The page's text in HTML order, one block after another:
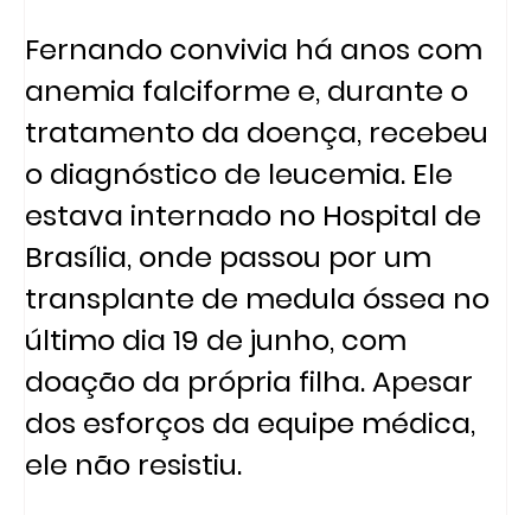
Fernando convivia há anos com
anemia falciforme e, durante o
tratamento da doença, recebeu
o diagnóstico de leucemia. Ele
estava internado no Hospital de
Brasília, onde passou por um
transplante de medula óssea no
último dia 19 de junho, com
doação da própria filha. Apesar
dos esforços da equipe médica,
ele não resistiu.